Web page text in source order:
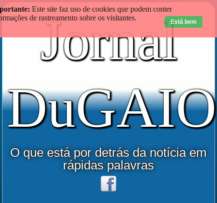
Jornal
DuGAIO
O que está por detrás da notícia em
rápidas palavras
Este site faz uso de cookies que podem conter
de rastreamento sobre os visitantes.
Está bem